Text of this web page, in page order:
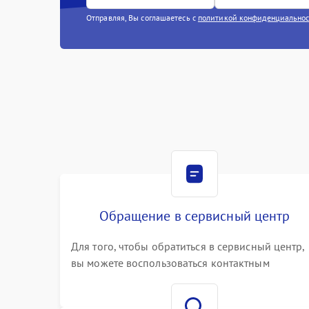
Отправляя, Вы соглашаетесь с политикой
Обращение в сервисный центр
Для того, чтобы обратиться в сервисный центр,
вы можете воспользоваться контактным
номер телефона на сайте